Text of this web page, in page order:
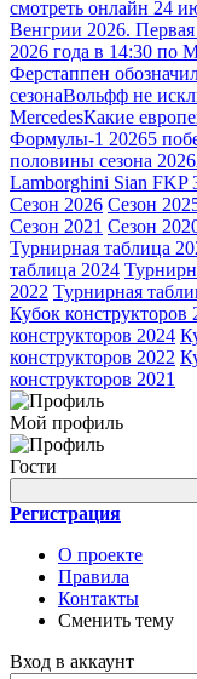
смотреть онлайн 24
Венгрии 2026.
2026 года в 14:30 по
Ферстаппен
сезонаВольфф не
MercedesКакие
Формулы-1 20265
половины сезона 2026
Lamborghini Sian FKP
Сезон 2026 Сезон
Сезон 2021 Сезон
Турнирная таблица
таблица 2024
2022 Турнирная
Кубок конструкторов
конструкторов 2024
конструкторов 2022
конструкторов 2021
Мой профиль
Гости
Регистрация
О проекте
Правила
Контакты
Сменить тему
Вход в аккаунт